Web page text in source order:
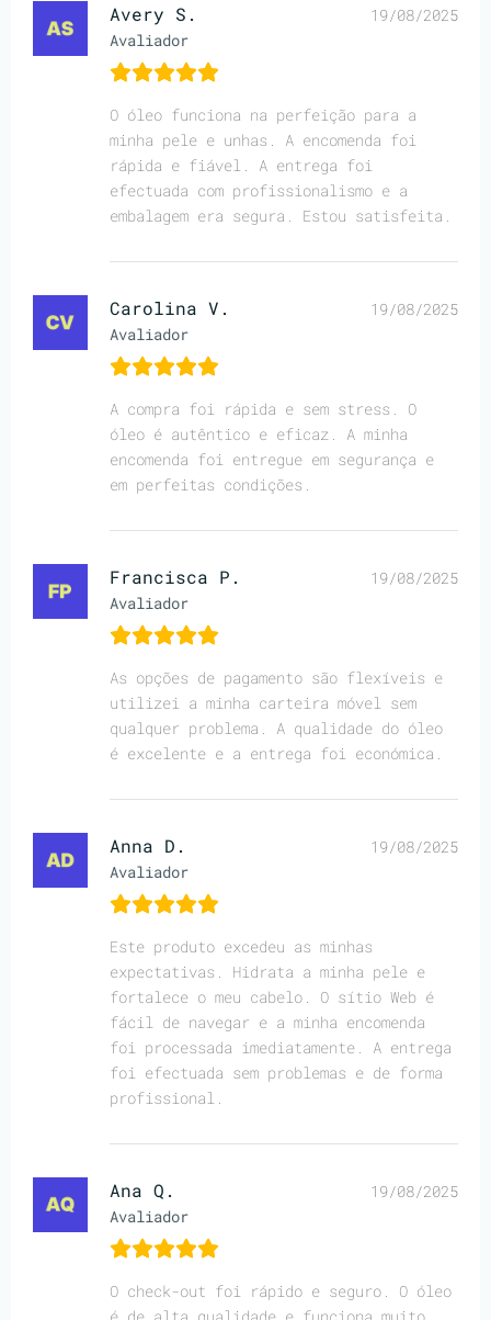
Avery S.
Avaliador
19/08/2025
O óleo funciona na perfeição para a
minha pele e unhas. A encomenda foi
rápida e fiável. A entrega foi
efectuada com profissionalismo e a
embalagem era segura. Estou satisfeita.
Carolina V.
Avaliador
19/08/2025
A compra foi rápida e sem stress. O
óleo é autêntico e eficaz. A minha
encomenda foi entregue em segurança e
em perfeitas condições.
Francisca P.
Avaliador
19/08/2025
As opções de pagamento são flexíveis e
utilizei a minha carteira móvel sem
qualquer problema. A qualidade do óleo
é excelente e a entrega foi económica.
Anna D.
Avaliador
19/08/2025
Este produto excedeu as minhas
expectativas. Hidrata a minha pele e
fortalece o meu cabelo. O sítio Web é
fácil de navegar e a minha encomenda
foi processada imediatamente. A entrega
foi efectuada sem problemas e de forma
profissional.
Ana Q.
Avaliador
19/08/2025
O check-out foi rápido e seguro. O óleo